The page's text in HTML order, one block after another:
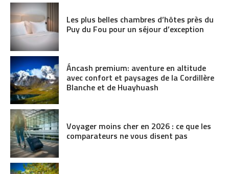
Les plus belles chambres d’hôtes près du
Puy du Fou pour un séjour d’exception
Áncash premium: aventure en altitude
avec confort et paysages de la Cordillère
Blanche et de Huayhuash
Voyager moins cher en 2026 : ce que les
comparateurs ne vous disent pas